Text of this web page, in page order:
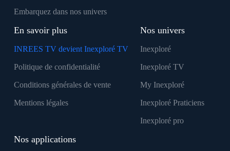
Embarquez dans nos univers
En savoir plus
INREES TV devient Inexploré TV
Politique de confidentialité
Conditions générales de vente
Mentions légales
Nos univers
Inexploré
Inexploré TV
My Inexploré
Inexploré Praticiens
Inexploré pro
Nos applications